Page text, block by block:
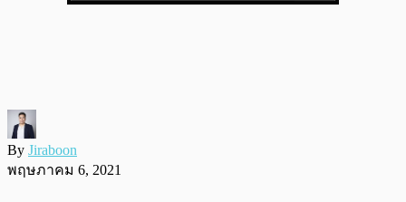
By Jiraboon
พฤษภาคม 6, 2021